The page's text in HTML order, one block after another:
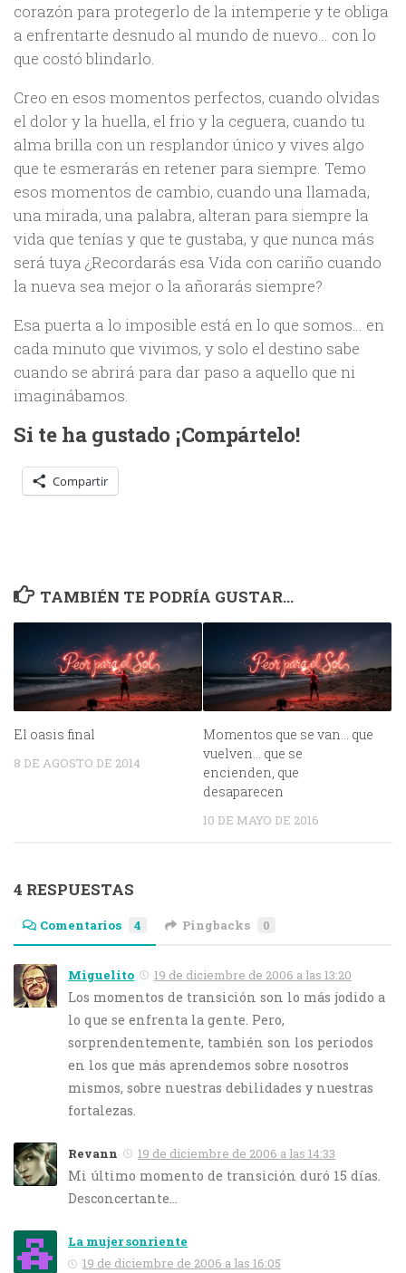
corazón para protegerlo de la intemperie y te obliga
a enfrentarte desnudo al mundo de nuevo… con lo
que costó blindarlo.
Creo en esos momentos perfectos, cuando olvidas
el dolor y la huella, el frio y la ceguera, cuando tu
alma brilla con un resplandor único y vives algo
que te esmerarás en retener para siempre. Temo
esos momentos de cambio, cuando una llamada,
una mirada, una palabra, alteran para siempre la
vida que tenías y que te gustaba, y que nunca más
será tuya ¿Recordarás esa Vida con cariño cuando
la nueva sea mejor o la añorarás siempre?
Esa puerta a lo imposible está en lo que somos… en
cada minuto que vivimos, y solo el destino sabe
cuando se abrirá para dar paso a aquello que ni
imaginábamos.
Si te ha gustado ¡Compártelo!
Compartir
TAMBIÉN TE PODRÍA GUSTAR...
El oasis final
8 DE AGOSTO DE 2014
Momentos que se van… que
vuelven… que se
encienden, que
desaparecen
10 DE MAYO DE 2016
4 RESPUESTAS
Comentarios 4 Pingbacks 0
Miguelito 19 de diciembre de 2006 a las 13:20
Los momentos de transición son lo más jodido a
lo que se enfrenta la gente. Pero,
sorprendentemente, también son los periodos
en los que más aprendemos sobre nosotros
mismos, sobre nuestras debilidades y nuestras
fortalezas.
Revann 19 de diciembre de 2006 a las 14:33
Mi último momento de transición duró 15 días.
Desconcertante…
La mujer sonriente
19 de diciembre de 2006 a las 16:05